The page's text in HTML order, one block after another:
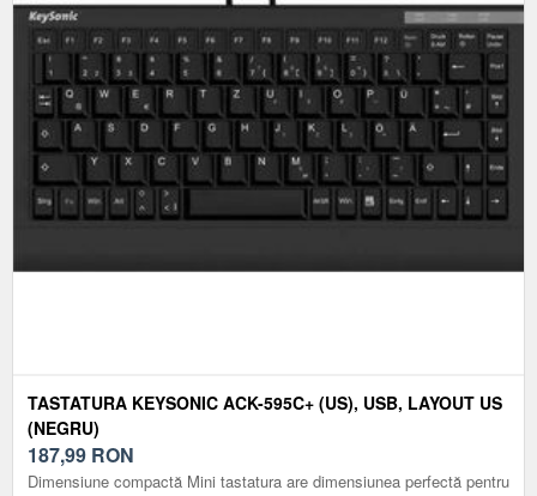
TASTATURA KEYSONIC ACK-595C+ (US), USB, LAYOUT US
(NEGRU)
187,99 RON
Dimensiune compactă Mini tastatura are dimensiunea perfectă pentru